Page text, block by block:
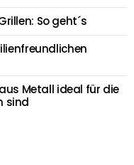
So geht´s
Metall ideal für die
sind